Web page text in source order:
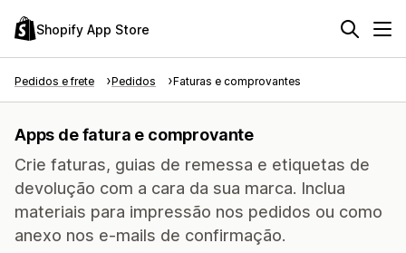
Shopify App Store
Pedidos e frete Pedidos Faturas e comprovantes
Apps de fatura e comprovante
Crie faturas, guias de remessa e etiquetas de
devolução com a cara da sua marca. Inclua
materiais para impressão nos pedidos ou como
anexo nos e-mails de confirmação.